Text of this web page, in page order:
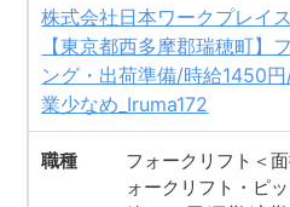
株式会社日本ワークプレイス
【東京都西多摩郡瑞穂町】
ング・出荷準備/時給1450
業少なめ_Iruma172
職種
フォークリフト＜
ォークリフト・ピ